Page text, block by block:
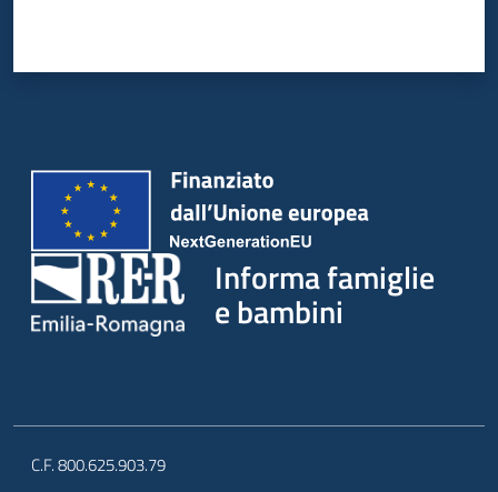
Informa famiglie
e bambini
C.F. 800.625.903.79